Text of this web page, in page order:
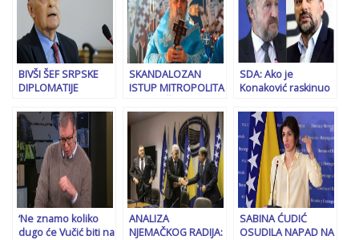
BIVŠI ŠEF SRPSKE
DIPLOMATIJE
“Ne treba davati
povoda da se RS
optužuje za
separatizam!”
SKANDALOZAN
ISTUP MITROPOLITA
TUZLANSKOG:
“Republika Srpska je
nastala na
temeljima
svetosavlja i mora
ostati…”
SDA: Ako je
Konaković raskinuo
tvrdi, neka…
‘Ne znamo koliko
dugo će Vučić biti na
ANALIZA
NJEMAČKOG RADIJA:
SABINA ĆUDIĆ
OSUDILA NAPAD NA